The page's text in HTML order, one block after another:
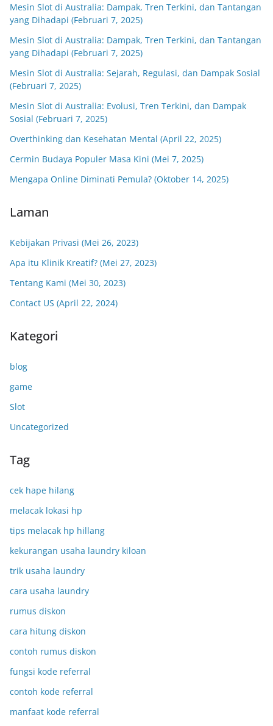
Mesin Slot di Australia: Dampak, Tren Terkini, dan Tantangan
yang Dihadapi (Februari 7, 2025)
Mesin Slot di Australia: Dampak, Tren Terkini, dan Tantangan
yang Dihadapi (Februari 7, 2025)
Mesin Slot di Australia: Sejarah, Regulasi, dan Dampak Sosial
(Februari 7, 2025)
Mesin Slot di Australia: Evolusi, Tren Terkini, dan Dampak
Sosial (Februari 7, 2025)
Overthinking dan Kesehatan Mental (April 22, 2025)
Cermin Budaya Populer Masa Kini (Mei 7, 2025)
Mengapa Online Diminati Pemula? (Oktober 14, 2025)
Laman
Kebijakan Privasi (Mei 26, 2023)
Apa itu Klinik Kreatif? (Mei 27, 2023)
Tentang Kami (Mei 30, 2023)
Contact US (April 22, 2024)
Kategori
blog
game
Slot
Uncategorized
Tag
cek hape hilang
melacak lokasi hp
tips melacak hp hillang
kekurangan usaha laundry kiloan
trik usaha laundry
cara usaha laundry
rumus diskon
cara hitung diskon
contoh rumus diskon
fungsi kode referral
contoh kode referral
manfaat kode referral